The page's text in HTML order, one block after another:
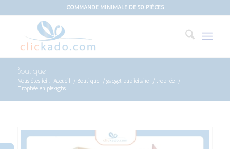
COMMANDE MINIMALE DE 50 PIÈCES
Boutique
Vous êtes ici : Accueil / Boutique / gadget publicitaire / trophée
/
Trophée en plexiglas